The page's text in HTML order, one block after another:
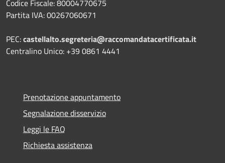
Codice Fiscale: 80004770675
Partita IVA: 00267060671
PEC:castellalto.segreteria@raccomandatacertificata.it
Centralino Unico: +39 0861 4441
Prenotazione appuntamento
Segnalazione disservizio
Leggi le FAQ
Richiesta assistenza